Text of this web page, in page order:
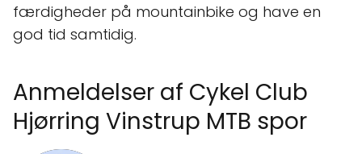
færdigheder på mountainbike og have en
god tid samtidig.
Anmeldelser af Cykel Club
Hjørring Vinstrup MTB spor